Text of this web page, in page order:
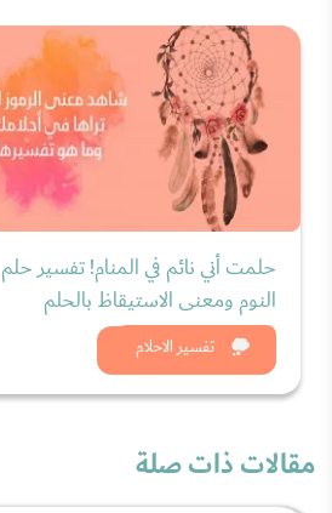
تفسير الاحلام
حلمت أني نائم في المنام! تفسير حلم
النوم ومعنى الاستيقاظ بالحلم
شاهد الان
مقالات ذات صلة